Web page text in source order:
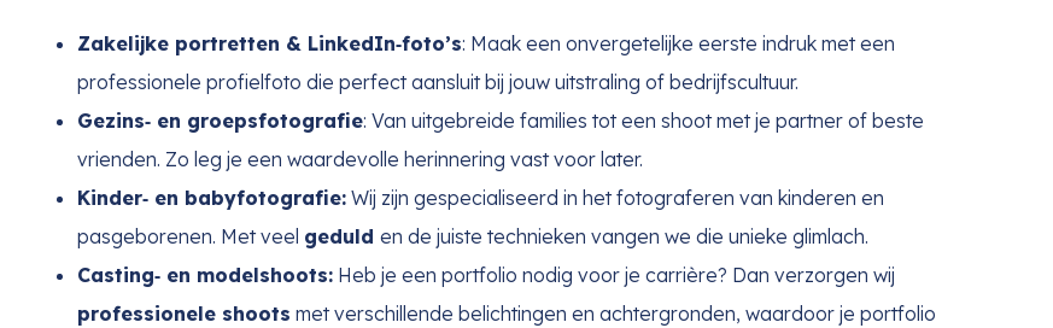
Zakelijke portretten & LinkedIn‑foto’s: Maak een onvergetelijke eerste indruk met een
professionele profielfoto die perfect aansluit bij jouw uitstraling of bedrijfscultuur.
Gezins‑ en groepsfotografie: Van uitgebreide families tot een shoot met je partner of beste
vrienden. Zo leg je een waardevolle herinnering vast voor later.
Kinder‑ en babyfotografie: Wij zijn gespecialiseerd in het fotograferen van kinderen en
pasgeborenen. Met veel geduld en de juiste technieken vangen we die unieke glimlach.
Casting‑ en modelshoots: Heb je een portfolio nodig voor je carrière? Dan verzorgen wij
professionele shoots met verschillende belichtingen en achtergronden, waardoor je portfolio